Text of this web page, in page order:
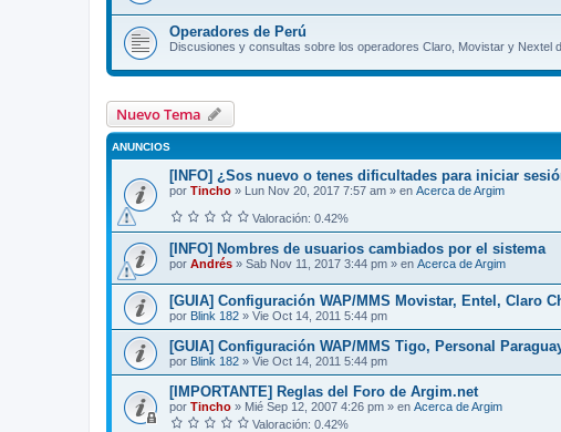
Operadores de Perú
Discusiones y consultas sobre los operadores Claro, Movistar y Nextel
Nuevo Tema
ANUNCIOS
[INFO] ¿Sos nuevo o tenes dificultades para iniciar
por Tincho » Lun Nov 20, 2017 7:57 am » en Acerca de Argim
Valoración: 0.42%
[INFO] Nombres de usuarios cambiados por el sistema
por Andrés » Sab Nov 11, 2017 3:44 pm » en Acerca de Argim
[GUIA] Configuración WAP/MMS Movistar, Entel, Claro
por Blink 182 » Vie Oct 14, 2011 5:44 pm
[GUIA] Configuración WAP/MMS Tigo, Personal
por Blink 182 » Vie Oct 14, 2011 5:44 pm
[IMPORTANTE] Reglas del Foro de Argim.net
por Tincho » Mié Sep 12, 2007 4:26 pm » en Acerca de Argim
Valoración: 0.42%